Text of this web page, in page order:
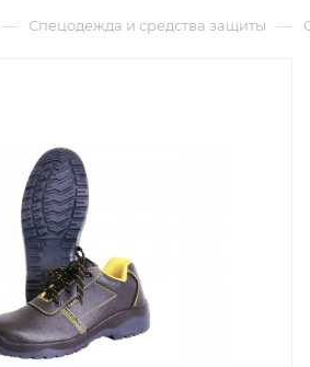
— Спецодежда и средства защиты —